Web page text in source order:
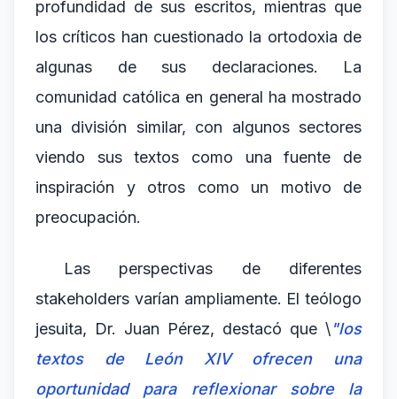
profundidad de sus escritos, mientras que
los críticos han cuestionado la ortodoxia de
algunas de sus declaraciones. La
comunidad católica en general ha mostrado
una división similar, con algunos sectores
viendo sus textos como una fuente de
inspiración y otros como un motivo de
preocupación.
Las perspectivas de diferentes
stakeholders varían ampliamente. El teólogo
jesuita, Dr. Juan Pérez, destacó que \"los
textos de León XIV ofrecen una
oportunidad para reflexionar sobre la